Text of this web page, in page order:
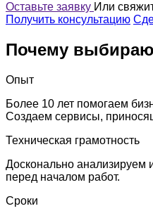
Оставьте заявку Или
Получить консультацию
Почему
Опыт
Более 10 лет помогаем
Создаем сервисы,
Техническая грамотность
Досконально анализируем
перед началом работ.
Сроки